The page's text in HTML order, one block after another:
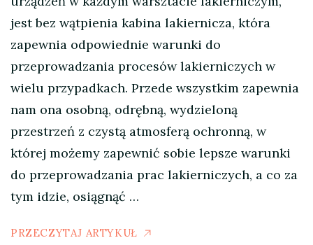
jest bez wątpienia kabina lakiernicza, która
zapewnia odpowiednie warunki do
przeprowadzania procesów lakierniczych w
wielu przypadkach. Przede wszystkim zapewnia
nam ona osobną, odrębną, wydzieloną
przestrzeń z czystą atmosferą ochronną, w
której możemy zapewnić sobie lepsze warunki
do przeprowadzania prac lakierniczych, a co za
tym idzie, osiągnąć …
PRZECZYTAJ ARTYKUŁ